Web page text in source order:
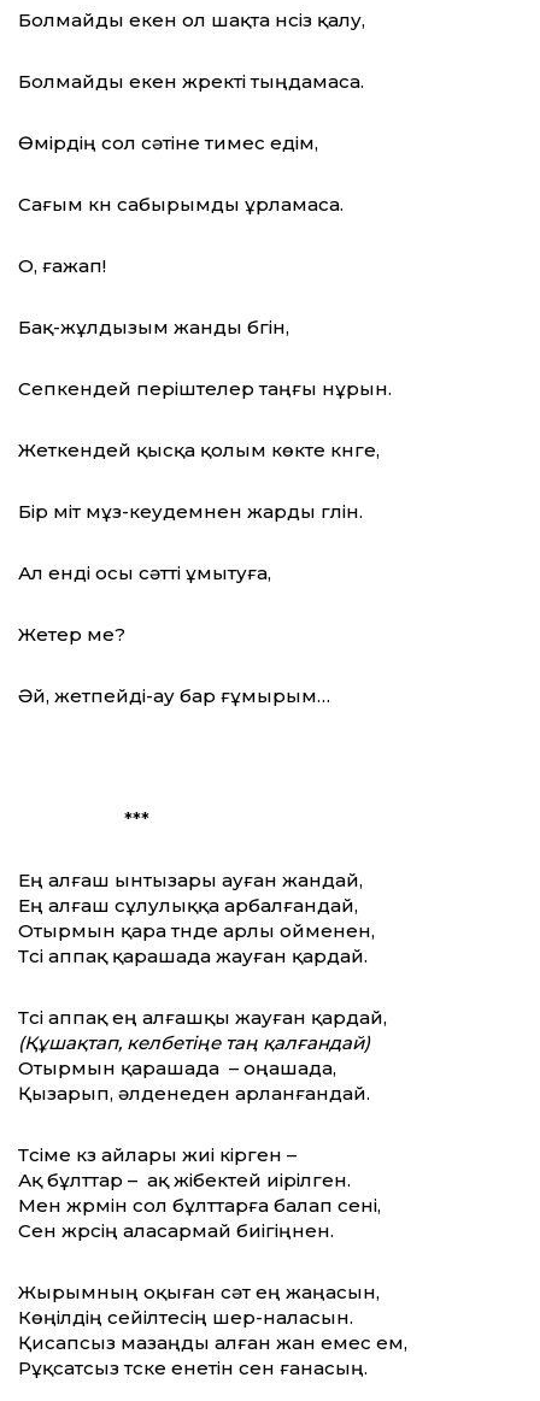
Болмайды екен ол шақта үнсіз қалу,
Болмайды екен жүректі тыңдамаса.
Өмірдің сол сәтіне тимес едім,
Сағым күн сабырымды ұрламаса.
О, ғажап!
Бақ-жұлдызым жанды бүгін,
Сепкендей періштелер таңғы нұрын.
Жеткендей қысқа қолым көкте күнге,
Бір үміт мұз-кеудемнен жарды гүлін.
Ал енді осы сәтті ұмытуға,
Жетер ме?
Әй, жетпейді-ау бар ғұмырым…
***
Ең алғаш ынтызары ауған жандай,
Ең алғаш сұлулыққа арбалғандай,
Отырмын қара түнде арлы ойменен,
Түсі аппақ қарашада жауған қардай.
Түсі аппақ ең алғашқы жауған қардай,
(Құшақтап, келбетіңе таң қалғандай)
Отырмын қарашада – оңашада,
Қызарып, әлденеден арланғандай.
Түсіме күз айлары жиі кірген –
Ақ бұлттар – ақ жібектей иірілген.
Мен жүрмін сол бұлттарға балап сені,
Сен жүрсің аласармай биігіңнен.
Жырымның оқыған сәт ең жаңасын,
Көңілдің сейілтесің шер-наласын.
Қисапсыз мазаңды алған жан емес ем,
Рұқсатсыз түске енетін сен ғанасың.